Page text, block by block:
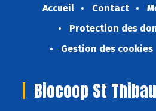
Accueil Contact
Protection des
Gestion des cookies
Biocoop St